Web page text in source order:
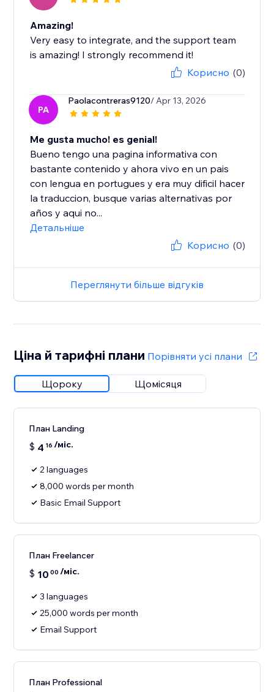
Amazing!
Very easy to integrate, and the support team
is amazing! I strongly recommend it!
Корисно (0)
PA
Paolacontreras9120/ Apr 13, 2026
Me gusta mucho! es genial!
Bueno tengo una pagina informativa con
bastante contenido y ahora vivo en un pais
con lengua en portugues y era muy dificil hacer
la traduccion, busque varias alternativas por
años y aqui no...
Детальніше
Корисно (0)
Переглянути більше відгуків
Ціна й тарифні плани Порівняти усі плани
Щороку Щомісяця
План Landing
$ 4 16 /міс.
2 languages
8,000 words per month
Basic Email Support
План Freelancer
$ 10 00 /міс.
3 languages
25,000 words per month
Email Support
План Professional